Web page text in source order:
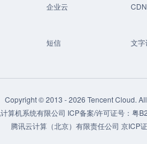
企业云
短信 文字
Copyright © 2013 -2026 Tencent Cloud.
算机系统有限公司 ICP备案/许可证号： 粤
腾讯云计算（北京）有限责任公司 京ICP